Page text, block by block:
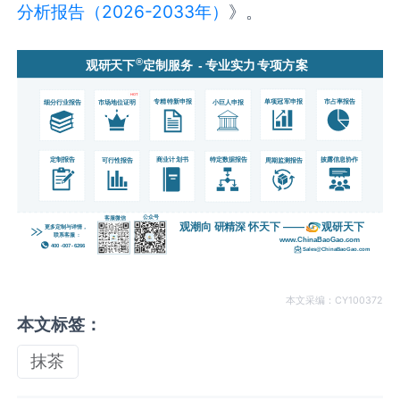
分析报告（2026-2033年） 》。
本文采编：CY100372
本文标签：
抹茶